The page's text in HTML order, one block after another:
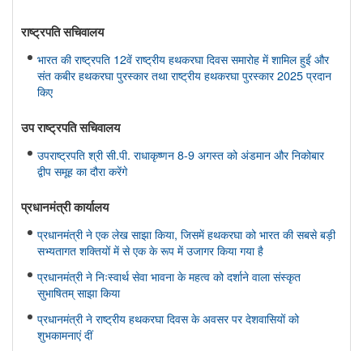
राष्ट्रपति सचिवालय
भारत की राष्ट्रपति 12वें राष्ट्रीय हथकरघा दिवस समारोह में शामिल हुईं और
संत कबीर हथकरघा पुरस्कार तथा राष्ट्रीय हथकरघा पुरस्कार 2025 प्रदान
किए
उप राष्ट्रपति सचिवालय
उपराष्ट्रपति श्री सी.पी. राधाकृष्णन 8-9 अगस्त को अंडमान और निकोबार
द्वीप समूह का दौरा करेंगे
प्रधानमंत्री कार्यालय
प्रधानमंत्री ने एक लेख साझा किया, जिसमें हथकरघा को भारत की सबसे बड़ी
सभ्यतागत शक्तियों में से एक के रूप में उजागर किया गया है
प्रधानमंत्री ने निःस्वार्थ सेवा भावना के महत्व को दर्शाने वाला संस्कृत
सुभाषितम् साझा किया
प्रधानमंत्री ने राष्ट्रीय हथकरघा दिवस के अवसर पर देशवासियों को
शुभकामनाएं दीं